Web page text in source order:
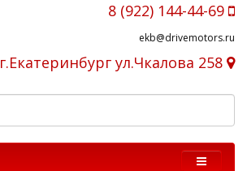
8 (922) 144-44-69
ekb@drivemotors.ru
г.Екатеринбург ул.Чкалова 258